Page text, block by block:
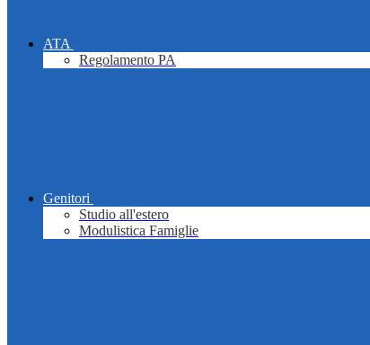
ATA
Regolamento PA
Genitori
Studio all'estero
Modulistica Famiglie